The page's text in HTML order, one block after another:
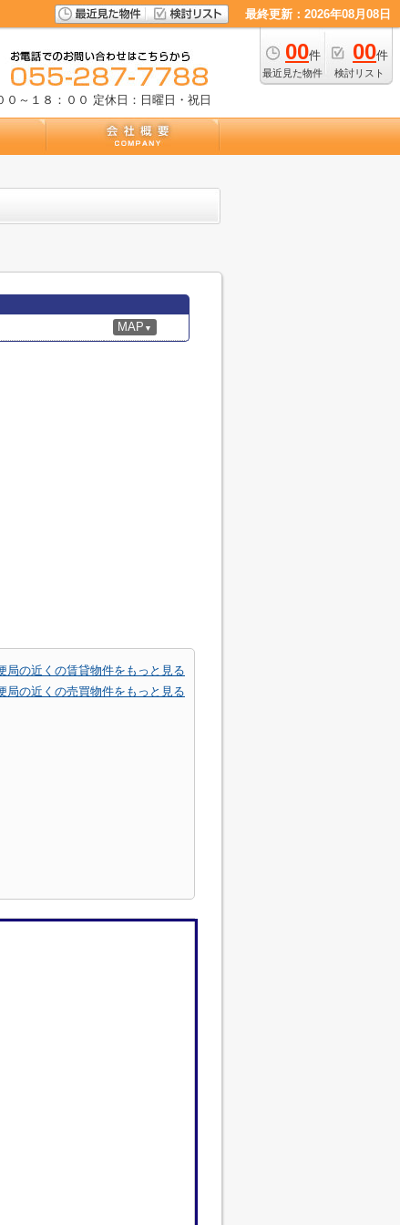
最終更新：2026年08月08日
00件
最近見た物件
00件
検討リスト
０～１８：００ 定休日：日曜日・祝日
MAP ▼
局の近くの賃貸物件をもっと見る
局の近くの売買物件をもっと見る